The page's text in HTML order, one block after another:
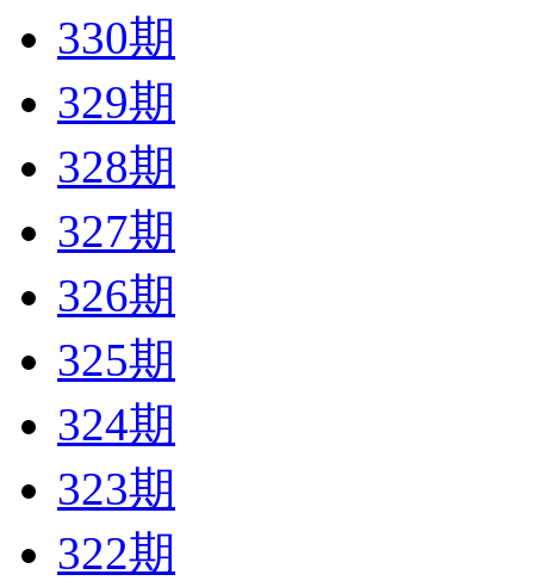
330期
329期
328期
327期
326期
325期
324期
323期
322期